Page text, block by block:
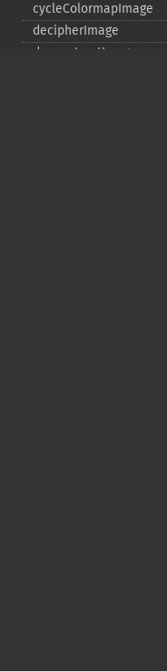
cycleColormapImage
decipherImage
deconstructImages